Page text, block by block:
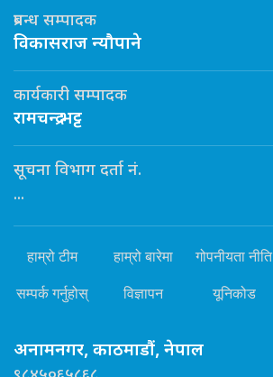
प्रबन्ध सम्पादक
विकासराज न्यौपाने
कार्यकारी सम्पादक
रामचन्द्र भट्ट
सूचना विभाग दर्ता नं.
...
हाम्रो टीम हाम्रो बारेमा गोपनीयता नीति
सम्पर्क गर्नुहोस् विज्ञापन यूनिकोड
अनामनगर, काठमाडौं, नेपाल